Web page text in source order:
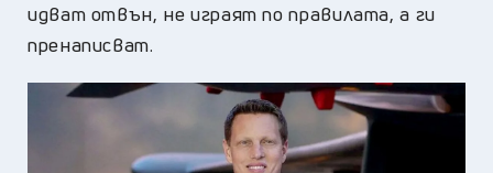
идват отвън, не играят по правилата, а ги
пренаписват.